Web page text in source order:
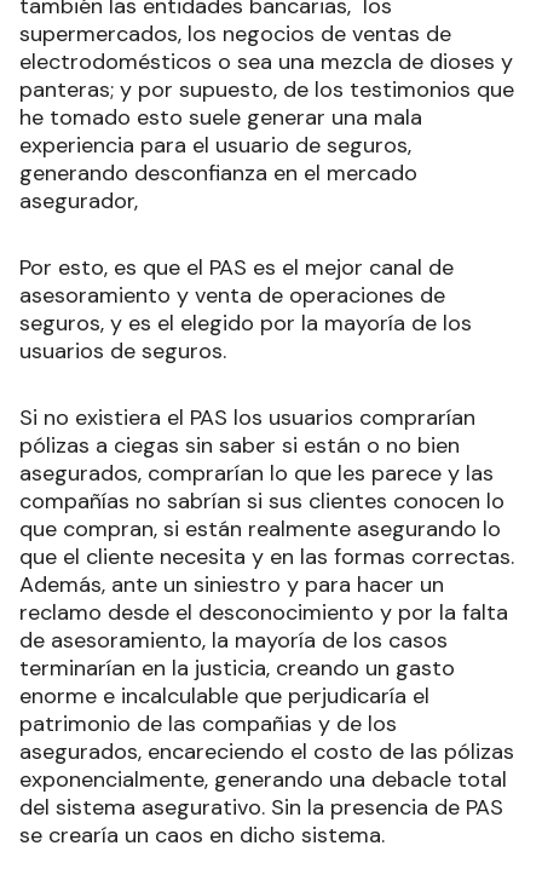
también las entidades bancarias, los
supermercados, los negocios de ventas de
electrodomésticos o sea una mezcla de dioses y
panteras; y por supuesto, de los testimonios que
he tomado esto suele generar una mala
experiencia para el usuario de seguros,
generando desconfianza en el mercado
asegurador,
Por esto, es que el PAS es el mejor canal de
asesoramiento y venta de operaciones de
seguros, y es el elegido por la mayoría de los
usuarios de seguros.
Si no existiera el PAS los usuarios comprarían
pólizas a ciegas sin saber si están o no bien
asegurados, comprarían lo que les parece y las
compañías no sabrían si sus clientes conocen lo
que compran, si están realmente asegurando lo
que el cliente necesita y en las formas correctas.
Además, ante un siniestro y para hacer un
reclamo desde el desconocimiento y por la falta
de asesoramiento, la mayoría de los casos
terminarían en la justicia, creando un gasto
enorme e incalculable que perjudicaría el
patrimonio de las compañias y de los
asegurados, encareciendo el costo de las pólizas
exponencialmente, generando una debacle total
del sistema asegurativo. Sin la presencia de PAS
se crearía un caos en dicho sistema.